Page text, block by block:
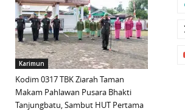
Karimun
Kodim 0317 TBK Ziarah Taman
Makam Pahlawan Pusara Bhakti
Tanjungbatu, Sambut HUT Pertama